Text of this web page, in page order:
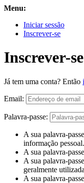
Menu:
Iniciar sessão
Inscrever-se
Inscrever-se
Já tem uma conta? Então
Email:
Palavra-passe:
A sua palavra-
informação pessoal.
A sua palavra-
A sua palavra-
geralmente
A sua palavra-